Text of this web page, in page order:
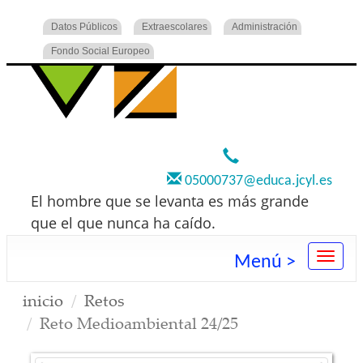
Datos Públicos Extraescolares Administración
Fondo Social Europeo
05000737@educa.jcyl.es
El hombre que se levanta es más grande
que el que nunca ha caído.
Menú >
inicio
Retos
Reto Medioambiental 24/25